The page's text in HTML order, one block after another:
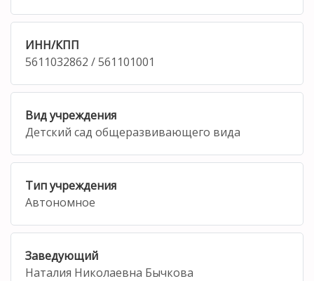
ИНН/КПП
5611032862 / 561101001
Вид учреждения
Детский сад общеразвивающего вида
Тип учреждения
Автономное
Заведующий
Наталия Николаевна Бычкова